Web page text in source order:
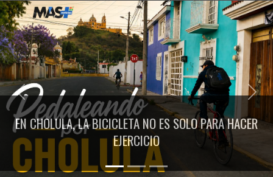
EN CHOLULA, LA BICICLETA NO ES SOLO PARA HACER
EJERCICIO
Previous Next